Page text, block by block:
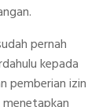
pernah
kepada
pemberian izin